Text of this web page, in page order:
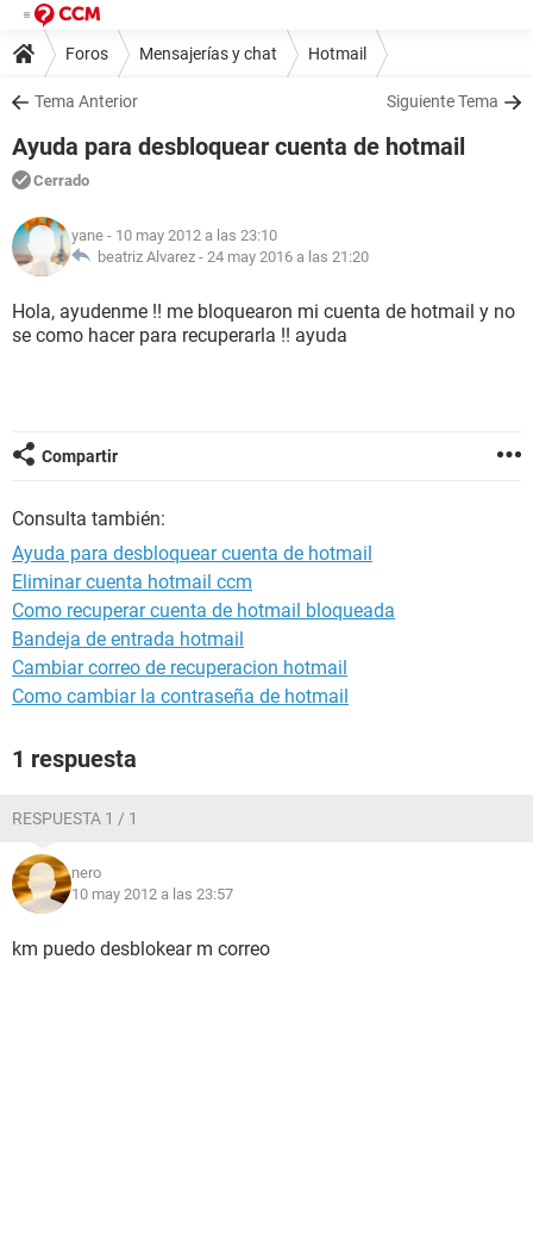
Foros Mensajerías y chat Hotmail
Tema Anterior Siguiente Tema
Ayuda para desbloquear cuenta de hotmail
Cerrado
yane - 10 may 2012 a las 23:10
beatriz Alvarez - 24 may 2016 a las 21:20
Hola, ayudenme !! me bloquearon mi cuenta de hotmail y no
se como hacer para recuperarla !! ayuda
Compartir
Consulta también:
Ayuda para desbloquear cuenta de hotmail
Eliminar cuenta hotmail ccm
Como recuperar cuenta de hotmail bloqueada
Bandeja de entrada hotmail
Cambiar correo de recuperacion hotmail
Como cambiar la contraseña de hotmail
1 respuesta
RESPUESTA 1 / 1
nero
10 may 2012 a las 23:57
km puedo desblokear m correo